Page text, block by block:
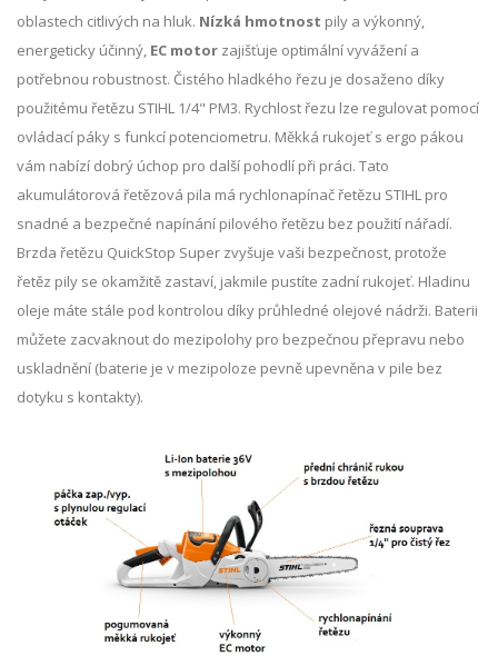
oblastech citlivých na hluk. Nízká hmotnost pily a výkonný,
energeticky účinný, EC motor zajišťuje optimální vyvážení a
potřebnou robustnost. Čistého hladkého řezu je dosaženo díky
použitému řetězu STIHL 1/4" PM3. Rychlost řezu lze regulovat pomocí
ovládací páky s funkcí potenciometru. Měkká rukojeť s ergo pákou
vám nabízí dobrý úchop pro další pohodlí při práci. Tato
akumulátorová řetězová pila má rychlonapínač řetězu STIHL pro
snadné a bezpečné napínání pilového řetězu bez použití nářadí.
Brzda řetězu QuickStop Super zvyšuje vaši bezpečnost, protože
řetěz pily se okamžitě zastaví, jakmile pustíte zadní rukojeť. Hladinu
oleje máte stále pod kontrolou díky průhledné olejové nádrži. Baterii
můžete zacvaknout do mezipolohy pro bezpečnou přepravu nebo
uskladnění (baterie je v mezipoloze pevně upevněna v pile bez
dotyku s kontakty).